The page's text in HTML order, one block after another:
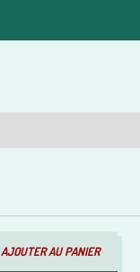
AJOUTER AU PANIER